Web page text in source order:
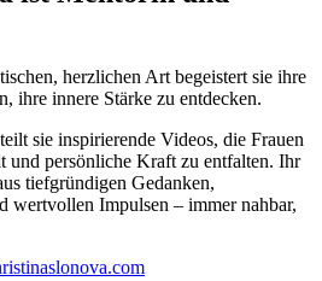
herzlichen Art begeistert sie ihre
ihre innere Stärke zu entdecken.
sie inspirierende Videos, die Frauen
und persönliche Kraft zu entfalten. Ihr
tiefgründigen Gedanken,
wertvollen Impulsen – immer nahbar,